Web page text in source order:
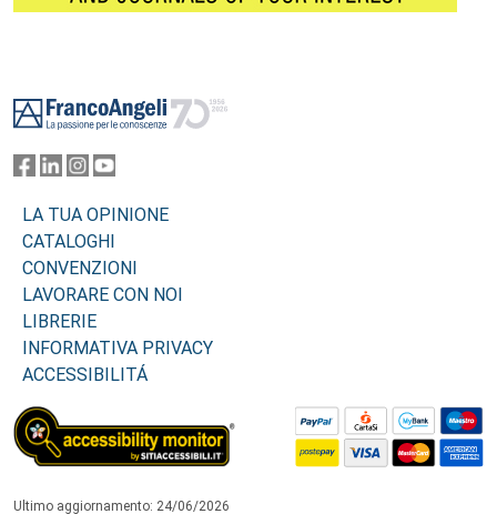
LA TUA OPINIONE
CATALOGHI
CONVENZIONI
LAVORARE CON NOI
LIBRERIE
INFORMATIVA PRIVACY
ACCESSIBILITÁ
Ultimo aggiornamento: 24/06/2026